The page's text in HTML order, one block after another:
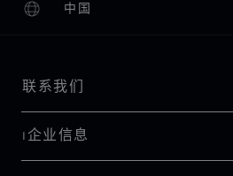
中国
本地化（更改国家/地区）
更改国家/地区
联系我们
I企业信息